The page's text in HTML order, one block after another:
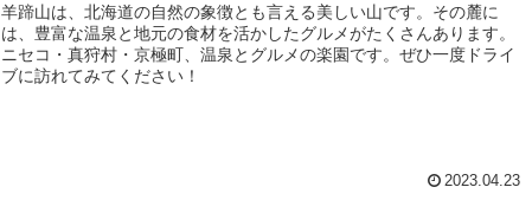
羊蹄山は、北海道の自然の象徴とも言える美しい山です。その麓に
は、豊富な温泉と地元の食材を活かしたグルメがたくさんあります。
ニセコ・真狩村・京極町、温泉とグルメの楽園です。ぜひ一度ドライ
ブに訪れてみてください！
2023.04.23